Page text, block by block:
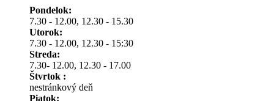
Pondelok:
7.30 - 12.00, 12.30 - 15.30
Utorok:
7.30 - 12.00, 12.30 - 15:30
Streda:
7.30- 12.00, 12.30 - 17.00
Štvrtok :
nestránkový deň
Piatok: